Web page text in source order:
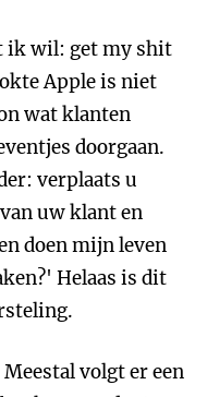
ik wil: get my shit
Apple is niet
wat klanten
doorgaan.
verplaats u
uw klant en
doen mijn leven
Helaas is dit
volgt er een